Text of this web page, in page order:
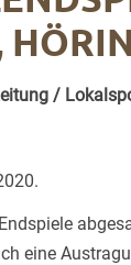
/
eine